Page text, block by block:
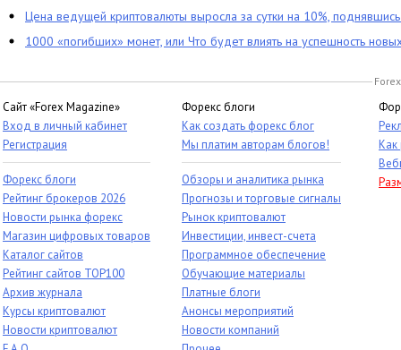
Цена ведущей криптовалюты выросла за сутки на 10%,
1000 «погибших» монет, или Что будет влиять на успешность
Сайт «Forex Magazine»
Вход в личный кабинет
Регистрация
Форекс блоги
Рейтинг брокеров 2026
Новости рынка форекс
Магазин цифровых товаров
Каталог сайтов
Рейтинг сайтов TOP100
Архив журнала
Курсы криптовалют
Новости криптовалют
Форекс блоги
Как создать форекс блог
Мы платим авторам блогов!
Обзоры и аналитика рынка
Прогнозы и торговые сигналы
Рынок криптовалют
Инвестиции, инвест-счета
Программное обеспечение
Обучающие материалы
Платные блоги
Анонсы мероприятий
Новости компаний
Как